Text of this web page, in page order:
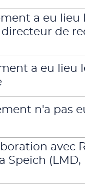
a eu lieu
de
a eu lieu
n'a pas
avec
(LMD,